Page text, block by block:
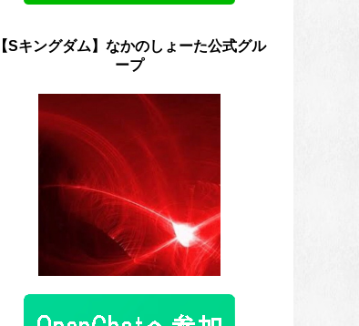
【Sキングダム】なかのしょーた公式グル
ープ